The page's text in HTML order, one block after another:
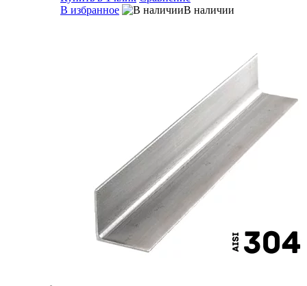
В избранное
В наличии